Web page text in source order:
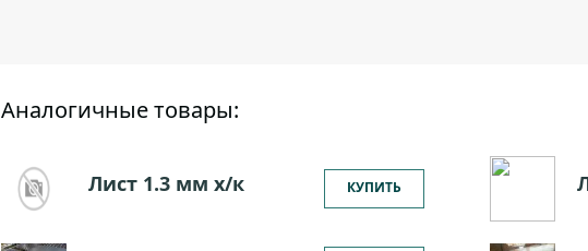
Аналогичные товары:
Лист 1.3 мм x/к КУПИТЬ